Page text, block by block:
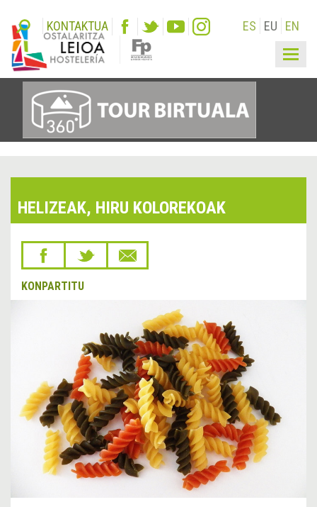
KONTAKTUA ES EU EN
HELIZEAK, HIRU KOLOREKOAK
KONPARTITU